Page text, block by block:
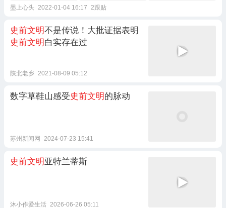
墨上心头 2022-01-04 16:17 2跟贴
史前文明不是传说！大批证据表明
史前文明白实存在过
陕北老乡 2021-08-09 05:12
数字草鞋山感受史前文明的脉动
苏州新闻网 2024-07-23 15:41
史前文明亚特兰蒂斯
沐小作爱生活 2026-06-26 05:11